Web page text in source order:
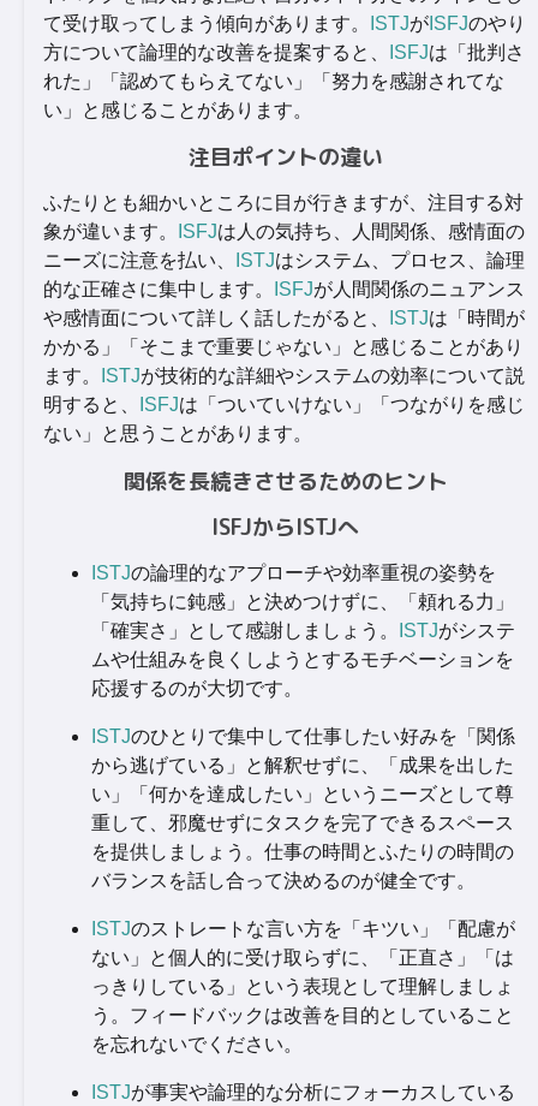
て受け取ってしまう傾向があります。
ISTJが ISFJのやり
方について論理的な改善を提案すると、
ISFJは「批判さ
れた」「認めてもらえてない」「努力を感謝されてな
い」と感じることがあります。
注目ポイントの違い
ふたりとも細かいところに目が行きますが、注目する対
象が違います。
ISFJは人の気持ち、人間関係、感情面の
ニーズに注意を払い、
ISTJはシステム、プロセス、論理
的な正確さに集中します。
ISFJが人間関係のニュアンス
や感情面について詳しく話したがると、
ISTJは「時間が
かかる」「そこまで重要じゃない」と感じることがあり
ます。
ISTJが技術的な詳細やシステムの効率について説
明すると、
ISFJは「ついていけない」「つながりを感じ
ない」と思うことがあります。
関係を長続きさせるためのヒント
ISFJからISTJへ
ISTJの論理的なアプローチや効率重視の姿勢を
「気持ちに鈍感」と決めつけずに、「頼れる力」
「確実さ」として感謝しましょう。
ISTJがシステ
ムや仕組みを良くしようとするモチベーションを
応援するのが大切です。
ISTJのひとりで集中して仕事したい好みを「関係
から逃げている」と解釈せずに、「成果を出した
い」「何かを達成したい」というニーズとして尊
重して、邪魔せずにタスクを完了できるスペース
を提供しましょう。仕事の時間とふたりの時間の
バランスを話し合って決めるのが健全です。
ISTJのストレートな言い方を「キツい」「配慮が
ない」と個人的に受け取らずに、「正直さ」「は
っきりしている」という表現として理解しましょ
う。フィードバックは改善を目的としていること
を忘れないでください。
ISTJが事実や論理的な分析にフォーカスしている